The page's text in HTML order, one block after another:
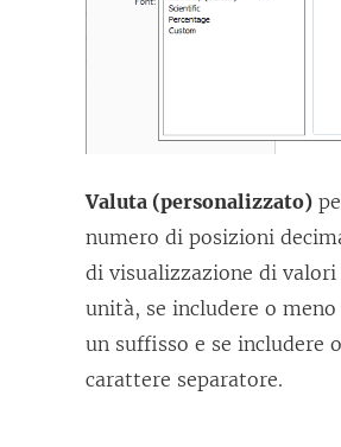
Valuta (personalizzato)
numero di posizioni
di visualizzazione di
unità, se includere o
un suffisso e se includere
carattere separatore.